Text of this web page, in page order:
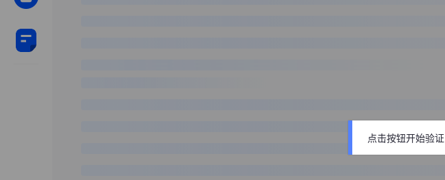
点击按钮开始验证